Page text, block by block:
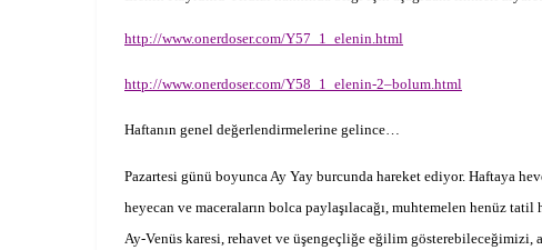
http://www.onerdoser.com/Y57_1_elenin.html
http://www.onerdoser.com/Y58_1_elenin-2–bolum.html
Haftanın genel değerlendirmelerine gelince…
Pazartesi günü boyunca Ay Yay burcunda hareket ediyor. Haftaya
heyecan ve maceraların bolca paylaşılacağı, muhtemelen henüz
Ay-Venüs karesi, rehavet ve üşengeçliğe eğilim